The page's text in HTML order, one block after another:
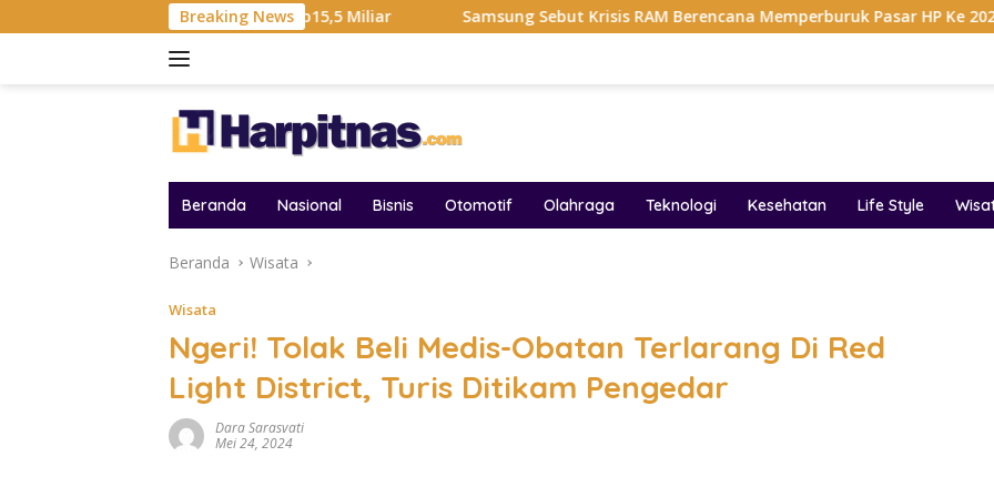
ke
Breaking News
Liga Tembus Rp15,5 Miliar Samsung Sebut Krisis RAM Berencana Memperburuk Pasar HP Ke 2027
Beranda Nasional Bisnis Otomotif Olahraga Teknologi Kesehatan Life Style
Beranda Wisata
Wisata
Ngeri! Tolak Beli Medis-Obatan Terlarang Di Red
Light District, Turis Ditikam Pengedar
Dara Sarasvati
Mei 24, 2024